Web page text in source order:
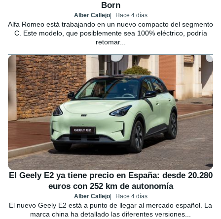
Born
Alber Callejo Hace 4 días
Alfa Romeo está trabajando en un nuevo compacto del segmento
C. Este modelo, que posiblemente sea 100% eléctrico, podría
retomar...
El Geely E2 ya tiene precio en España: desde 20.280
euros con 252 km de autonomía
Alber Callejo Hace 4 días
El nuevo Geely E2 está a punto de llegar al mercado español. La
marca china ha detallado las diferentes versiones...